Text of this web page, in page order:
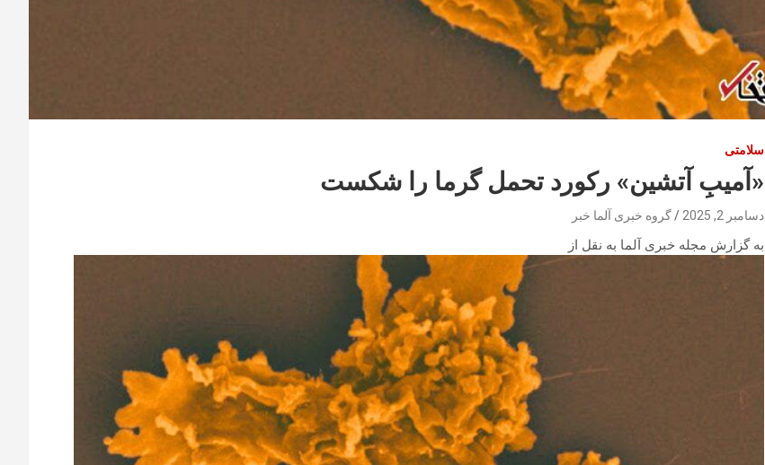
سلامتی
«آمیبِ آتشین» رکورد تحمل گرما را شکست
دسامبر 2, 2025 گروه خبری آلما خبر
به گزارش مجله خبری آلما به نقل از